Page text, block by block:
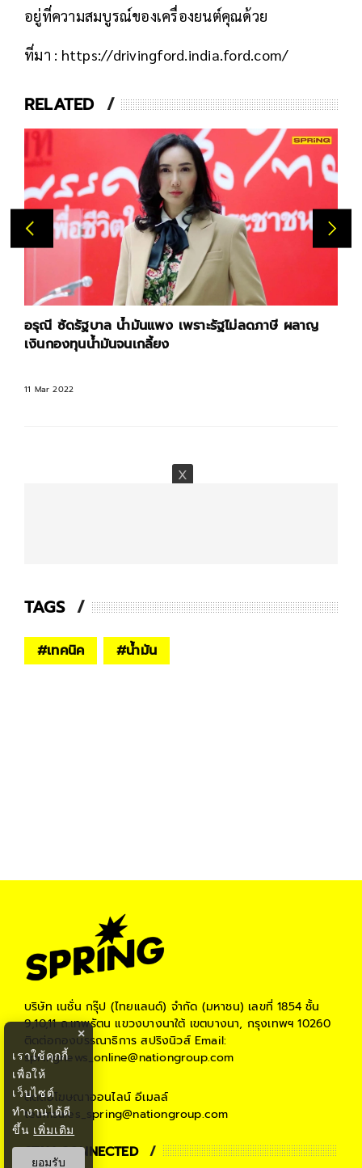
อยู่ที่ความสมบูรณ์ของเครื่องยนต์คุณด้วย
ที่มา : https://drivingford.india.ford.com/
RELATED
อรุณี ซัดรัฐบาล น้ำมันแพง เพราะรัฐไม่ลดภาษี ผลาญ
เงินกองทุนน้ำมันจนเกลี้ยง
11 Mar 2022
TAGS
#เทคนิค #น้ำมัน
บริษัท เนชั่น กรุ๊ป (ไทยแลนด์) จำกัด (มหาชน) เลขที่ 1854 ชั้น
9,10,11 ถ.เทพรัตน แขวงบางนาใต้ เขตบางนา, กรุงเทพฯ 10260
ติดต่อกองบรรณาธิการ สปริงนิวส์Email:
springnews_online@nationgroup.com
ติดต่อโฆษณาออนไลน์ อีเมลล์
teamsales_spring@nationgroup.com
STAY CONNECTED
×
เราใช้คุกกี้
เพื่อให้
เว็บไซต์
ทำงานได้ดี
ขึ้น เพิ่มเติม
ยอมรับ